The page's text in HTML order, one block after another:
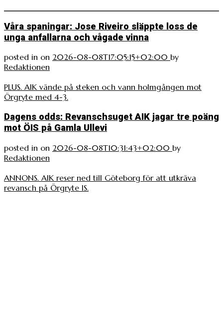
Våra spaningar: Jose Riveiro släppte loss de
unga anfallarna och vågade vinna
posted in on 2026-08-08T17:05:15+02:00 by
Redaktionen
PLUS. AIK vände på steken och vann holmgången mot
Örgryte med 4-3.
Dagens odds: Revanschsuget AIK jagar tre poäng
mot ÖIS på Gamla Ullevi
posted in on 2026-08-08T10:31:43+02:00 by
Redaktionen
ANNONS. AIK reser ned till Göteborg för att utkräva
revansch på Örgryte IS.